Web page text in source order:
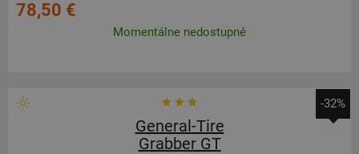
78,50 €
Momentálne nedostupné
-32%
General-Tire
Grabber GT